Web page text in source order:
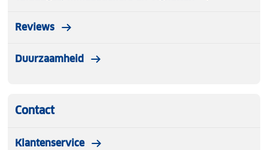
Reviews
Duurzaamheid
Contact
Klantenservice